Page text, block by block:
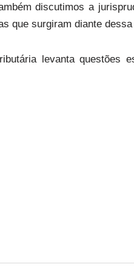
discutimos a
que surgiram diante
levanta questões